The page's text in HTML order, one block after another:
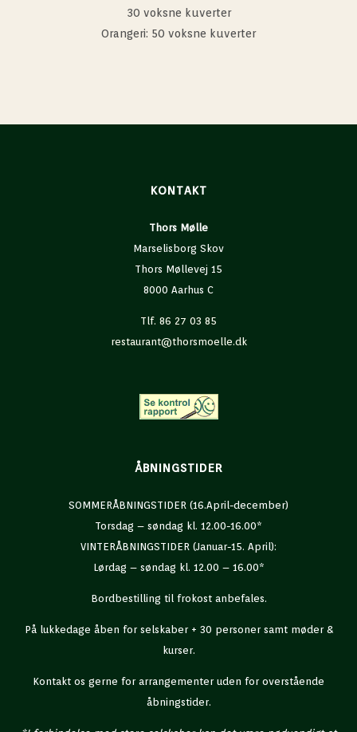
30 voksne kuverter
Orangeri: 50 voksne kuverter
KONTAKT
Thors Mølle
Marselisborg Skov
Thors Møllevej 15
8000 Aarhus C
Tlf. 86 27 03 85
restaurant@thorsmoelle.dk
ÅBNINGSTIDER
SOMMERÅBNINGSTIDER (16.April-december)
Torsdag – søndag kl. 12.00-16.00*
VINTERÅBNINGSTIDER (Januar-15. April):
Lørdag – søndag kl. 12.00 – 16.00*
Bordbestilling til frokost anbefales.
På lukkedage åben for selskaber + 30 personer samt møder &
kurser.
Kontakt os gerne for arrangementer uden for overstående
åbningstider.